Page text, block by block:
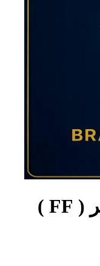
اشترِ ماسات فري فاير ( FF )